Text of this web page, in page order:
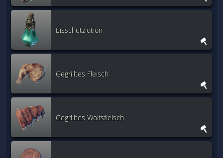
Eisschutzlotion
Gegrilltes Fleisch
Gegrilltes Wolfsfleisch